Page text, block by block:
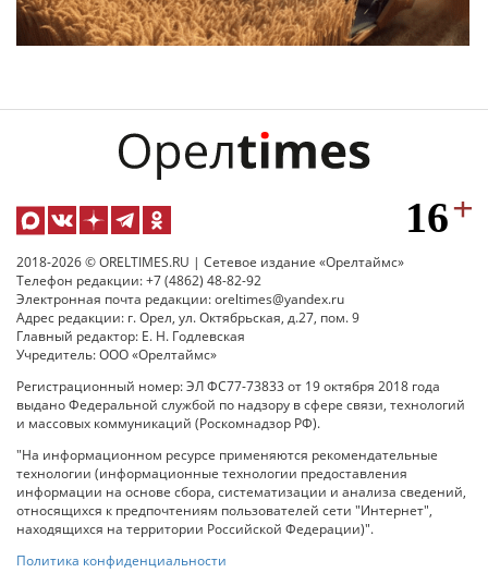
2018-2026 © ORELTIMES.RU | Сетевое издание «Орелтаймс»
Телефон редакции: +7 (4862) 48-82-92
Электронная почта редакции: oreltimes@yandex.ru
Адрес редакции: г. Орел, ул. Октябрьская, д.27, пом. 9
Главный редактор: Е. Н. Годлевская
Учредитель: ООО «Орелтаймс»
Регистрационный номер: ЭЛ ФС77-73833 от 19 октября 2018 года
выдано Федеральной службой по надзору в сфере связи, технологий
и массовых коммуникаций (Роскомнадзор РФ).
"На информационном ресурсе применяются рекомендательные
технологии (информационные технологии предоставления
информации на основе сбора, систематизации и анализа сведений,
относящихся к предпочтениям пользователей сети "Интернет",
находящихся на территории Российской Федерации)".
Политика конфиденциальности